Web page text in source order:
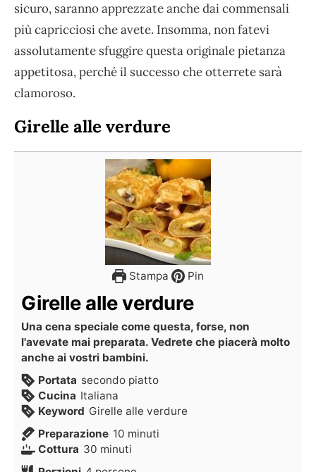
sicuro, saranno apprezzate anche dai commensali
più capricciosi che avete. Insomma, non fatevi
assolutamente sfuggire questa originale pietanza
appetitosa, perché il successo che otterrete sarà
clamoroso.
Girelle alle verdure
Stampa Pin
Girelle alle verdure
Una cena speciale come questa, forse, non
l'avevate mai preparata. Vedrete che piacerà molto
anche ai vostri bambini.
Portata secondo piatto
Cucina Italiana
Keyword Girelle alle verdure
Preparazione 10 minuti
Cottura 30 minuti